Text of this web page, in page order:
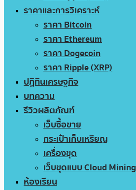
ราคาและการวิเคราะห์
ราคา Bitcoin
ราคา Ethereum
ราคา Dogecoin
ราคา Ripple (XRP)
ปฏิทินเศรษฐกิจ
บทความ
รีวิวผลิตภัณฑ์
เว็บซื้อขาย
กระเป๋าเก็บเหรียญ
เครื่องขุด
เว็บขุดแบบ Cloud Mining
ห้องเรียน